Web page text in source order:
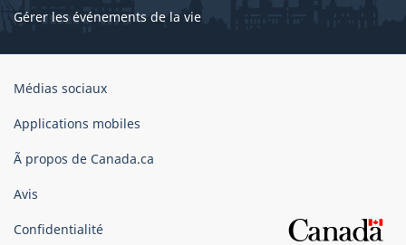
Gérer les événements de la vie
Organisation
gouvernement
Canada
Médias sociaux
Applications mobiles
Ã propos de Canada.ca
Avis
Confidentialité